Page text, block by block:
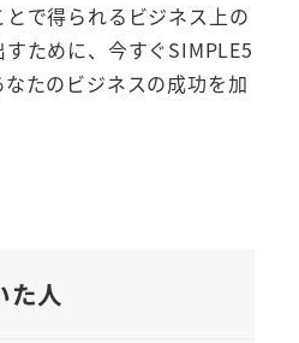
で得られるビジネス上の
ために、今すぐSIMPLE5
たのビジネスの成功を加
た人